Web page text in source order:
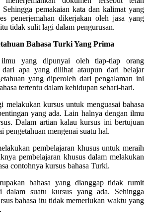
Sehingga pemakaian kata dan kalimat yang
penerjemahan dikerjakan oleh jasa yang
tidak sulit lagi dalam pengurusan.
Bahasa Turki Yang Prima
ilmu yang dipunyai oleh tiap-tiap orang
dari apa yang dilihat ataupun dari belajar
yang diperoleh dari pengalaman ini
tertentu dalam kehidupan sehari-hari.
melakukan kursus untuk menguasai bahasa
yang ada. Lain halnya dengan ilmu
Dalam artian kalau kursus ini bertujuan
pengetahuan mengenai suatu hal.
pembelajaran khusus untuk meraih
pembelajaran khusus dalam melakukan
contohnya kursus bahasa Turki.
bahasa yang dianggap tidak rumit
dalam suatu kursus yang ada. Sehingga
bahasa itu tidak memerlukan waktu yang